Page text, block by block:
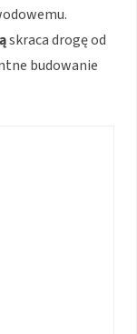
skraca drogę od
budowanie